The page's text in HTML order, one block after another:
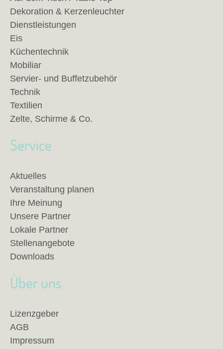
Dekoration & Kerzenleuchter
Dienstleistungen
Eis
Küchentechnik
Mobiliar
Servier- und Buffetzubehör
Technik
Textilien
Zelte, Schirme & Co.
Service
Aktuelles
Veranstaltung planen
Ihre Meinung
Unsere Partner
Lokale Partner
Stellenangebote
Downloads
Über uns
Lizenzgeber
AGB
Impressum